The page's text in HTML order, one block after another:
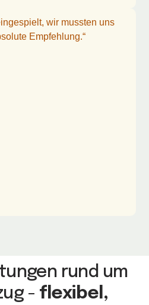
wir mussten uns
Empfehlung.“
rund um
- flexibel,